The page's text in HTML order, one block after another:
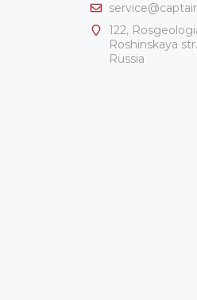
122,
Roshinskaya
Russia